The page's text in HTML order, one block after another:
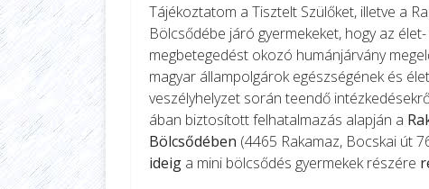
Tájékoztatom a Tisztelt Szülőket, illetve a
Bölcsődébe járó gyermekeket, hogy az
megbetegedést okozó humánjárvány
magyar állampolgárok egészségének és
veszélyhelyzet során teendő
ában biztosított felhatalmazás alapján a
Bölcsődében (4465 Rakamaz, Bocskai út
ideig a mini bölcsődés gyermekek részére